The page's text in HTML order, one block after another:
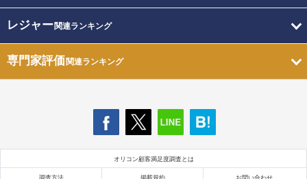
レジャー関連ランキング
専門家評価関連ランキング
オリコン顧客満足度調査とは
調査方法 掲載規約 お問い合わせ